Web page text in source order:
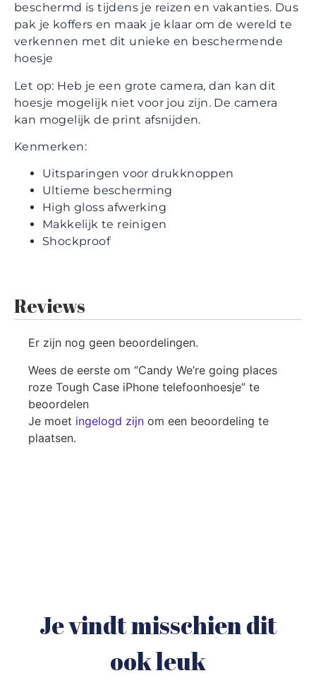
beschermd is tijdens je reizen en vakanties. Dus
pak je koffers en maak je klaar om de wereld te
verkennen met dit unieke en beschermende
hoesje
Let op: Heb je een grote camera, dan kan dit
hoesje mogelijk niet voor jou zijn. De camera
kan mogelijk de print afsnijden.
Kenmerken:
Uitsparingen voor drukknoppen
Ultieme bescherming
High gloss afwerking
Makkelijk te reinigen
Shockproof
Reviews
Er zijn nog geen beoordelingen.
Wees de eerste om “Candy We’re going places
roze Tough Case iPhone telefoonhoesje” te
beoordelen
Je moet ingelogd zijn om een beoordeling te
plaatsen.
Je vindt misschien dit
ook leuk